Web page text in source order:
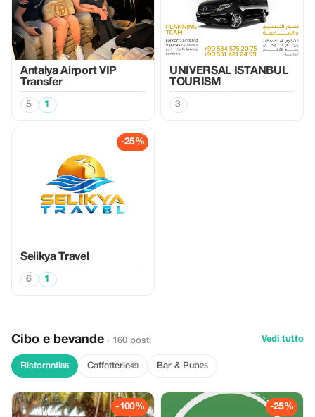
Antalya Airport VIP
Transfer
5 1
UNIVERSAL ISTANBUL
TOURISM
3
-25%
Selikya Travel
6 1
Cibo e bevande · 160 posti Vedi tutto
Ristoranti86 Caffetterie49 Bar & Pub25
-100% -25%